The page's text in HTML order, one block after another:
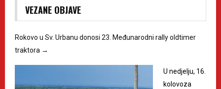
VEZANE OBJAVE
Rokovo u Sv. Urbanu donosi 23. Međunarodni rally oldtimer
traktora →
U nedjelju, 16.
kolovoza